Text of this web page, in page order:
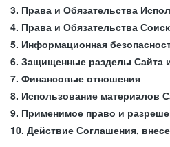
3. Права и Обязательства
4. Права и Обязательства
5. Информационная
6. Защищенные разделы Сайта
7. Финансовые отношения
8. Использование материалов
9. Применимое право и
10. Действие Соглашения,